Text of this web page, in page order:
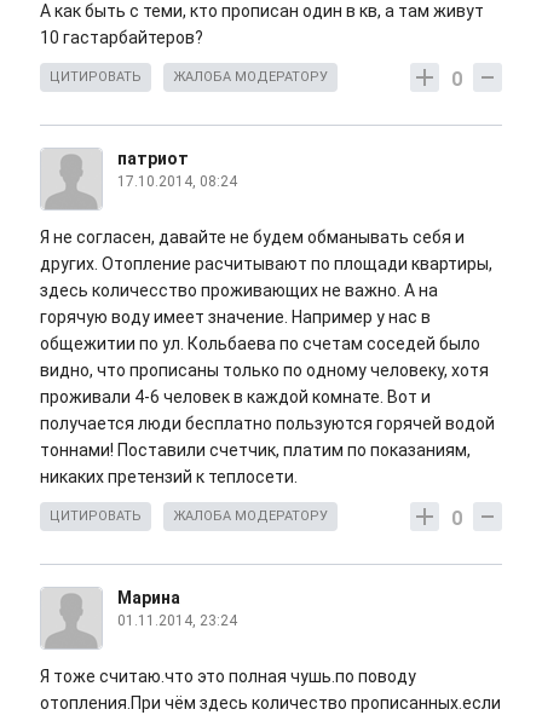
А как быть с теми, кто прописан один в кв, а там живут
10 гастарбайтеров?
0
ЦИТИРОВАТЬ ЖАЛОБА МОДЕРАТОРУ
патриот
17.10.2014, 08:24
Я не согласен, давайте не будем обманывать себя и
других. Отопление расчитывают по площади квартиры,
здесь количесство проживающих не важно. А на
горячую воду имеет значение. Например у нас в
общежитии по ул. Кольбаева по счетам соседей было
видно, что прописаны только по одному человеку, хотя
проживали 4-6 человек в каждой комнате. Вот и
получается люди бесплатно пользуются горячей водой
тоннами! Поставили счетчик, платим по показаниям,
никаких претензий к теплосети.
0
ЦИТИРОВАТЬ ЖАЛОБА МОДЕРАТОРУ
Марина
01.11.2014, 23:24
Я тоже считаю.что это полная чушь.по поводу
отопления.При чём здесь количество прописанных.если